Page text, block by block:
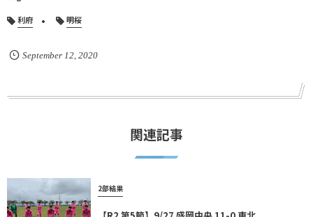
利府 明桜
September 12, 2020
関連記事
2部結果